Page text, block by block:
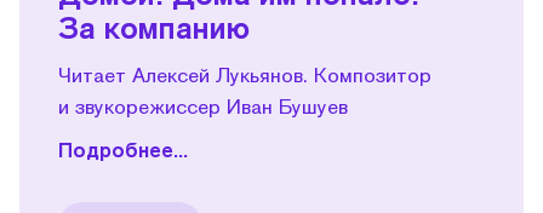
За компанию
Читает Алексей Лукьянов. Композитор
и звукорежиссер Иван Бушуев
Подробнее...